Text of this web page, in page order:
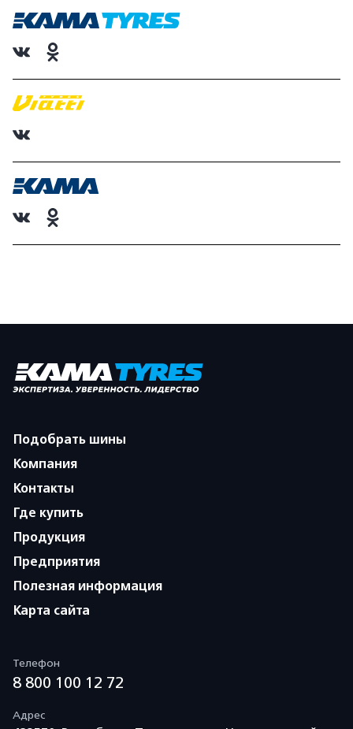
Подобрать шины
Компания
Контакты
Где купить
Продукция
Предприятия
Полезная информация
Карта сайта
Телефон
8 800 100 12 72
Адрес